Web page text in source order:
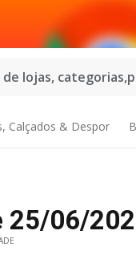
de lojas,
Calçados & Despor
06/